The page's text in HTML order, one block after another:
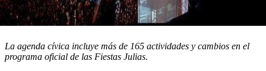
La agenda cívica incluye más de 165 actividades y cambios en el
programa oficial de las Fiestas Julias.